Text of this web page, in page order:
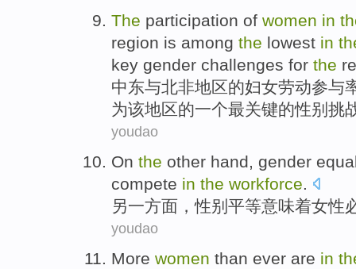
The participation of women in
region is among the lowest in
key gender challenges for the
中东与北非地区的妇女劳动参与
为该地区的一个最关键的性别 挑
youdao
On the other hand, gender
compete in the workforce.
另一方面，性别 平等意味着女性
youdao
More women than ever are in